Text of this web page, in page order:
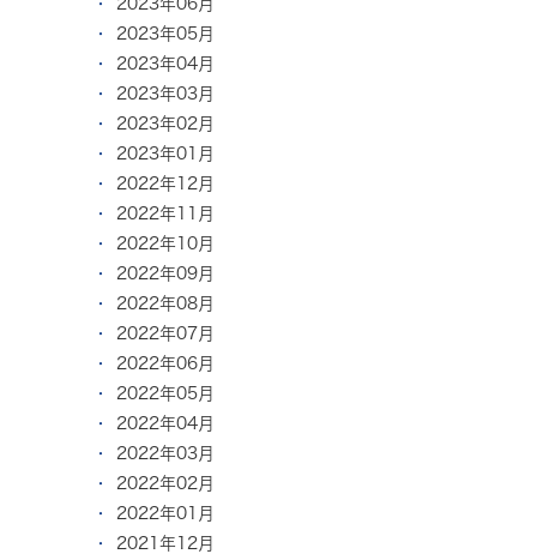
2023年06月
2023年05月
2023年04月
2023年03月
2023年02月
2023年01月
2022年12月
2022年11月
2022年10月
2022年09月
2022年08月
2022年07月
2022年06月
2022年05月
2022年04月
2022年03月
2022年02月
2022年01月
2021年12月